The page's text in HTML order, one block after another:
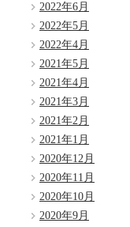
2022年6月
2022年5月
2022年4月
2021年5月
2021年4月
2021年3月
2021年2月
2021年1月
2020年12月
2020年11月
2020年10月
2020年9月